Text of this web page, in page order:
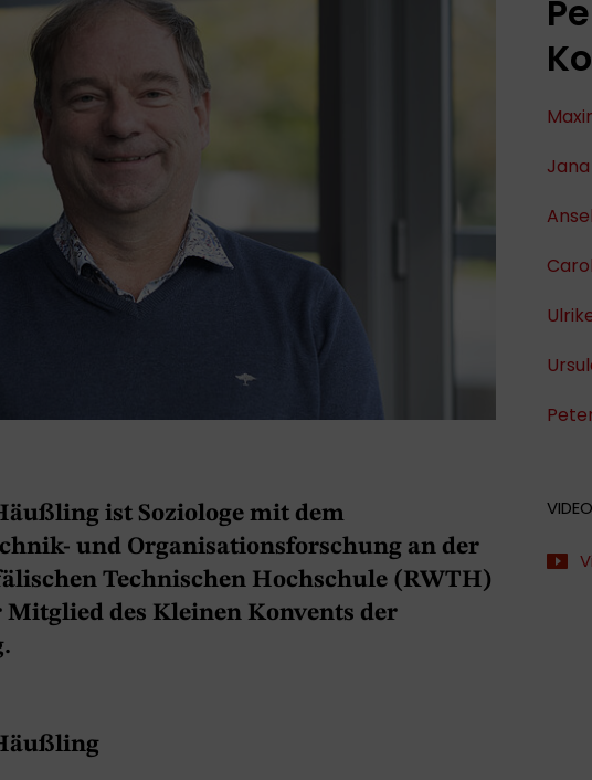
ist Soziologe mit dem
und Organisationsforschung an der
Technischen Hochschule (RWTH)
des Kleinen Konvents der
VIDEO